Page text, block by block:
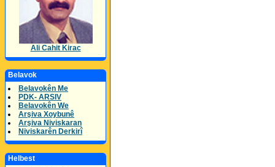
Ali Cahit Kirac
Belavok
Belavokên Me
PDK- ARSIV
Belavokên We
Arşiva Xoybunê
Arşiva Niviskaran
Niviskarên Derkirî
Helbest